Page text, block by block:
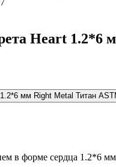
Heart 1.2*6
в форме сердца 1.2*6 мм